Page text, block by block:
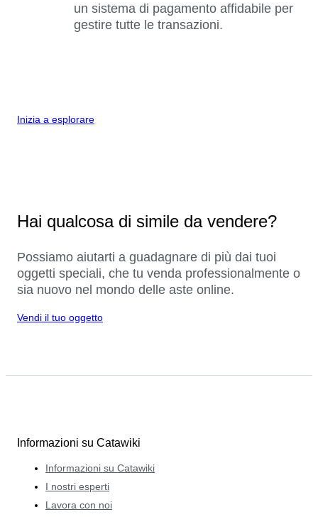
un sistema di pagamento affidabile per
gestire tutte le transazioni.
Inizia a esplorare
Hai qualcosa di simile da vendere?
Possiamo aiutarti a guadagnare di più dai tuoi
oggetti speciali, che tu venda professionalmente o
sia nuovo nel mondo delle aste online.
Vendi il tuo oggetto
Informazioni su Catawiki
Informazioni su Catawiki
I nostri esperti
Lavora con noi